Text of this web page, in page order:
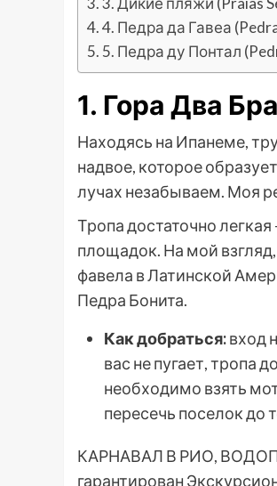
4. Педра да Гавеа
5. Педра ду Понтал
1. Гора Два
Находясь на Ипанеме,
надвое, которое
лучах незабываем. Моя
Тропа достаточно
площадок. На мой
фавела в Латинской
Педра Бонита.
Как добраться:вход
вас не пугает, тропа
необходимо взять
пересечь поселок до
КАРНАВАЛ В РИО,
гарантирован